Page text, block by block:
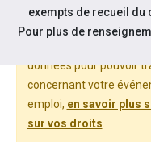
données pour pouvoir
concernant votre
emploi, en savoir plus
sur vos droits
exempts de recueil du
Pour plus de